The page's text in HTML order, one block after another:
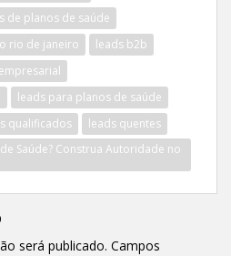
de planos de saúde
rio de janeiro
leads b2b
leads para planos de saúde
qualificados
leads quentes
Saúde? Construa Autoridade no
será publicado. Campos